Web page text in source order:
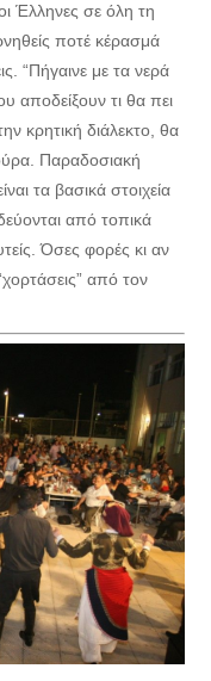
Έλληνες σε όλη τη
ποτέ κέρασμά
“Πήγαινε με τα νερά
αποδείξουν τι θα πει
κρητική διάλεκτο, θα
Παραδοσιακή
τα βασικά στοιχεία
από τοπικά
Όσες φορές κι αν
από τον